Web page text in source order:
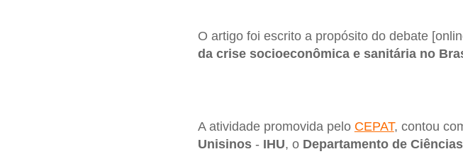
O artigo foi escrito a propósito do debate
da crise socioeconômica e sanitária no
A atividade promovida pelo CEPAT, contou
Unisinos- IHU, o Departamento de